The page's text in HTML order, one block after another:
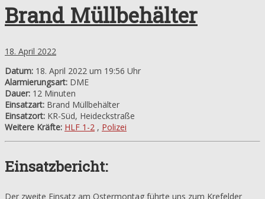
Brand Müllbehälter
18. April 2022
Datum: 18. April 2022 um 19:56 Uhr
Alarmierungsart: DME
Dauer: 12 Minuten
Einsatzart: Brand Müllbehälter
Einsatzort: KR-Süd, Heideckstraße
Weitere Kräfte: HLF 1-2 , Polizei
Einsatzbericht:
Der zweite Einsatz am Ostermontag führte uns zum Krefelder